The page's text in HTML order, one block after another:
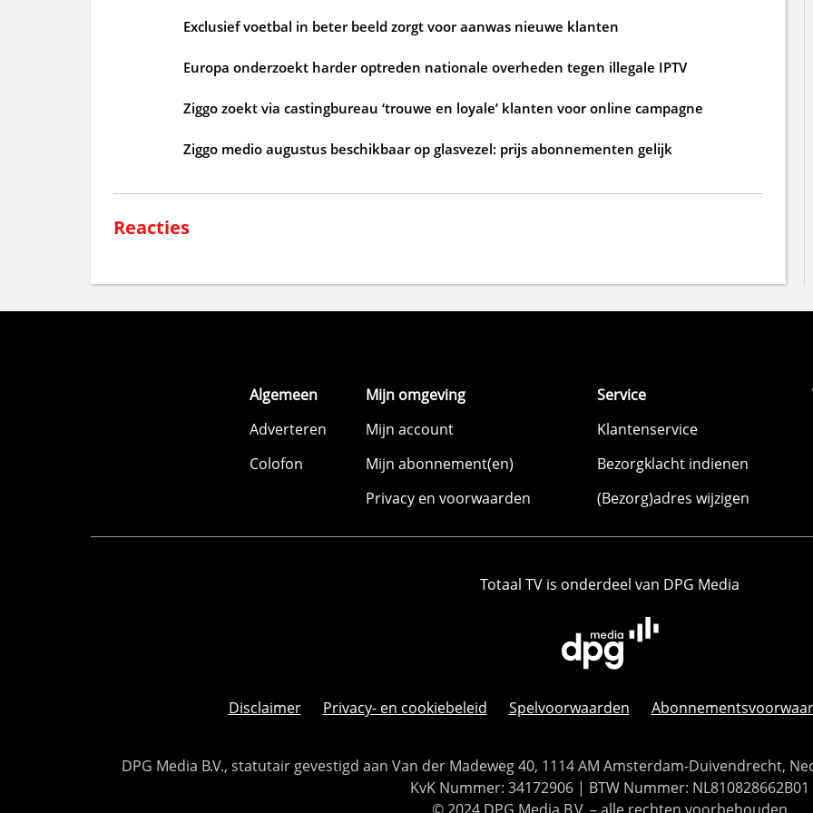
Exclusief voetbal in beter beeld zorgt voor aanwas nieuwe klanten
Europa onderzoekt harder optreden nationale overheden tegen illegale IPTV
Ziggo zoekt via castingbureau ‘trouwe en loyale’ klanten voor online campagne
Ziggo medio augustus beschikbaar op glasvezel: prijs abonnementen gelijk
Reacties
Algemeen
Adverteren
Colofon
Mijn omgeving
Mijn account
Mijn abonnement(en)
Privacy en voorwaarden
Service
Klantenservice
Bezorgklacht indienen
(Bezorg)adres wijzigen
Totaal TV is onderdeel van DPG Media
Disclaimer Privacy- en cookiebeleid Spelvoorwaarden
DPG Media B.V., statutair gevestigd aan Van der Madeweg 40, 1114 AM Amsterdam-Duivendrecht,
KvK Nummer: 34172906 | BTW Nummer: NL810828662B01